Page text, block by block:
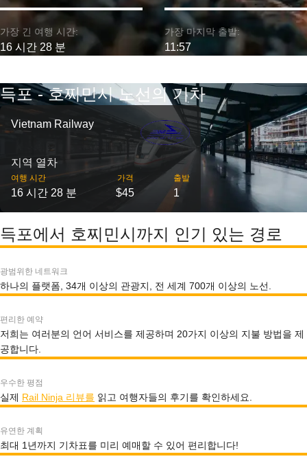
가장 긴 여행 시간:
16 시간 28 분
가장 마지막 출발:
11:57
득포 - 호찌민시 노선의 기차
Vietnam Railway
지역 열차
여행 시간
16 시간 28 분
가격
$45
출발
1
득포에서 호찌민시까지 인기 있는 경로
광범위한 네트워크
하나의 플랫폼, 34개 이상의 관광지, 전 세계 700개 이상의 노선.
편리한 예약
저희는 여러분의 언어 서비스를 제공하며 20가지 이상의 지불 방법을 제
공합니다.
우수한 평점
실제 Rail Ninja 리뷰를 읽고 여행자들의 후기를 확인하세요.
유연한 계획
최대 1년까지 기차표를 미리 예매할 수 있어 편리합니다!